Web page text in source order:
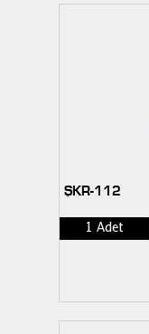
ŞKR-112
1 Adet